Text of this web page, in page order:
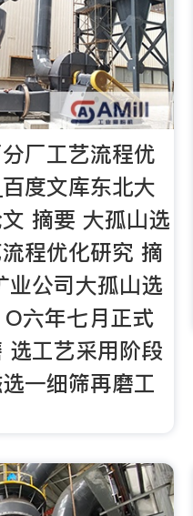
厂工艺流程优
度文库东北大
摘要 大孤山选
程优化研究 摘
业公司大孤山选
六年七月正式
选工艺采用阶段
一细筛再磨工